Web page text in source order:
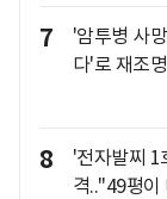
7
'암투병 사
다'로 재조
8
'전자발찌 1
격.."49평이